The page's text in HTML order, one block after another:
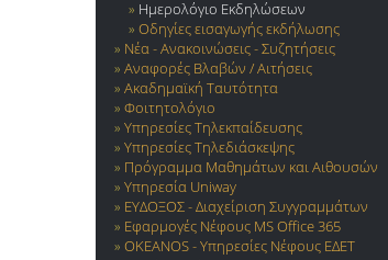
Ημερολόγιο Εκδηλώσεων
Οδηγίες εισαγωγής εκδήλωσης
Νέα - Ανακοινώσεις - Συζητήσεις
Αναφορές Βλαβών / Αιτήσεις
Ακαδημαϊκή Ταυτότητα
Φοιτητολόγιο
Υπηρεσίες Τηλεκπαίδευσης
Υπηρεσίες Τηλεδιάσκεψης
Πρόγραμμα Μαθημάτων και Αιθουσών
Υπηρεσία Uniway
ΕΥΔΟΞΟΣ - Διαχείριση Συγγραμμάτων
Εφαρμογές Νέφους MS Office 365
OKEANOS - Υπηρεσίες Νέφους ΕΔΕΤ